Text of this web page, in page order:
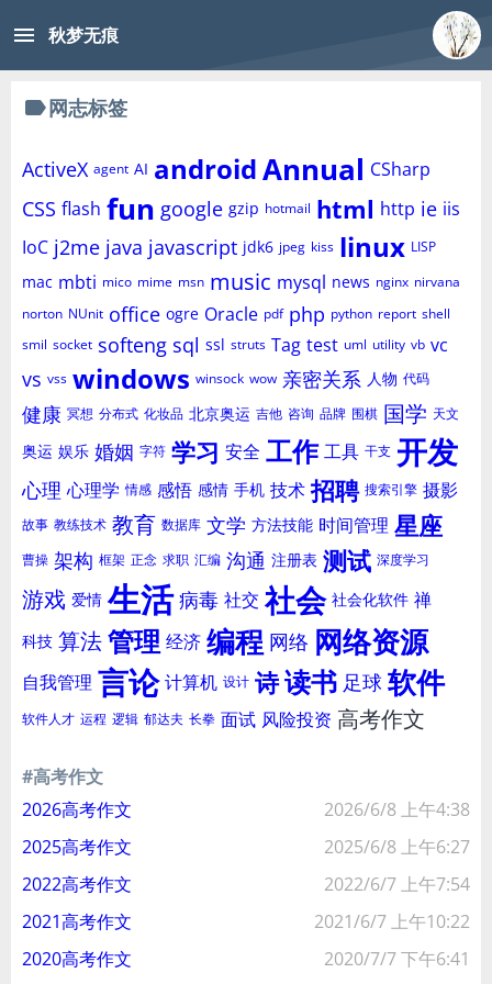
menu 秋梦无痕
label网志标签
ActiveX agent AI androidAnnual CSharp
CSS flash fun google gzip hotmail html http ie iis
IoC j2me java javascript jdk6 jpeg kiss linux LISP
mac mbti mico mime msn music mysql news nginx nirvana
norton NUnit office ogre Oracle pdf php python report shell
smil socket softeng sql ssl struts Tag test uml utility vb vc
vs vss windows winsock wow 亲密关系 人物 代码
健康 冥想 分布式 化妆品 北京奥运 吉他 咨询 品牌 围棋 国学 天文
奥运 娱乐 婚姻 字符 学习 安全 工作 工具 干支 开发
心理 心理学 情感 感悟 感情 手机 技术 招聘 搜索引擎 摄影
故事 教练技术 教育 数据库 文学 方法技能 时间管理 星座
曹操 架构 框架 正念 求职 汇编 沟通 注册表 测试 深度学习
游戏 爱情 生活 病毒 社交 社会 社会化软件 禅
科技 算法管理 经济 编程 网络 网络资源
自我管理 言论 计算机 设计 诗读书 足球 软件
软件人才 运程 逻辑 郁达夫 长拳 面试 风险投资 高考作文
#高考作文
2026高考作文
2026/6/8 上午4:38
2025高考作文
2025/6/8 上午6:27
2022高考作文
2022/6/7 上午7:54
2021高考作文
2021/6/7 上午10:22
2020高考作文
2020/7/7 下午6:41